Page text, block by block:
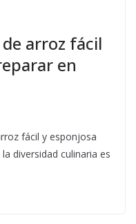
arroz fácil
en
fácil y esponjosa
diversidad culinaria es